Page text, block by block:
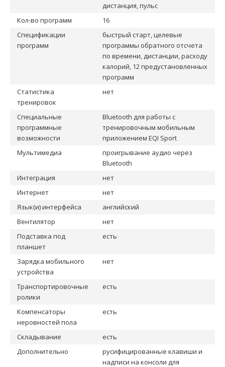
дистанция, пульс
Кол-во программ
16
Спецификации
программ
быстрый старт, целевые
программы обратного отсчета
по времени, дистанции, расходу
калорий, 12 предустановленных
программ
Статистика
тренировок
нет
Специальные
программные
возможности
Bluetooth для работы с
тренировочным мобильным
приложением EQI Sport
Мультимедиа
проигрывание аудио через
Bluetooth
Интеграция
нет
Интернет
нет
Язык(и) интерфейса
английский
Вентилятор
нет
Подставка под
планшет
есть
Зарядка мобильного
устройства
нет
Транспортировочные
ролики
есть
Компенсаторы
неровностей пола
есть
Складывание
есть
Дополнительно
русифицированные клавиши и
надписи на консоли для